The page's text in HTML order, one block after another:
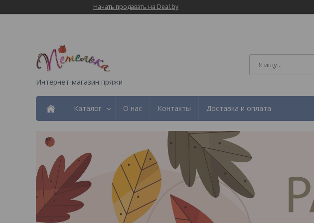
Начать продавать на Deal.by
Интернет-магазин пряжи
Каталог О нас Контакты Доставка и оплата